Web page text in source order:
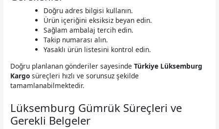
Doğru adres bilgisi kullanın.
Ürün içeriğini eksiksiz beyan edin.
Sağlam ambalaj tercih edin.
Takip numarası alın.
Yasaklı ürün listesini kontrol edin.
Doğru planlanan gönderiler sayesindeTürkiye Lüksemburg
Kargo süreçleri hızlı ve sorunsuz şekilde
tamamlanabilmektedir.
Lüksemburg Gümrük Süreçleri ve
Gerekli Belgeler